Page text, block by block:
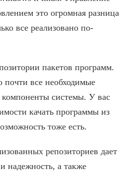
это огромная разница
все реализовано по-
пакетов программ.
почти все необходимые
системы. У вас
качать программы из
тоже есть.
репозиториев дает
надежность, а также